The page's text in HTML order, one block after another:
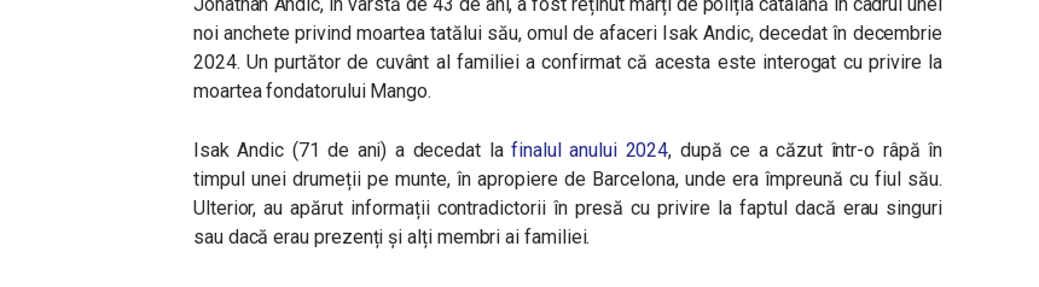
noi anchete privind moartea tatălui său, omul de afaceri Isak Andic, decedat în decembrie
2024. Un purtător de cuvânt al familiei a confirmat că acesta este interogat cu privire la
moartea fondatorului Mango.
Isak Andic (71 de ani) a decedat lafinalul anului 2024, după ce a căzut într-o râpă în
timpul unei drumeții pe munte, în apropiere de Barcelona, unde era împreună cu fiul său.
Ulterior, au apărut informații contradictorii în presă cu privire la faptul dacă erau singuri
sau dacă erau prezenți și alți membri ai familiei.